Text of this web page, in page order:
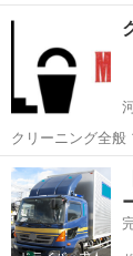
は、破格の料金で
リーニングをお
ーニング 一般
南都留郡
クリーニング全般 プロフェッショナルなクリーニングサービスと安心
価格 当店のプロクリーニングサービスは、最高品質の清掃を提供いた
します。専門的な
に応じて以下のサ
山梨 南都留